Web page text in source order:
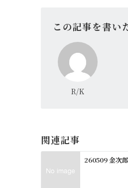
この記事を書い
R/K
関連記事
260509 金次